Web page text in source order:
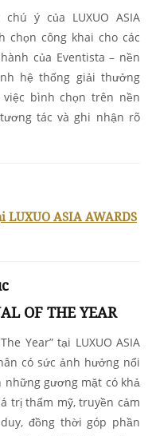
ý của LUXUO ASIA
chọn công khai cho các
của Eventista – nền
hệ thống giải thưởng
bình chọn trên nền
tác và ghi nhận rõ
ASIA AWARDS
OF THE YEAR
Year”tại LUXUO ASIA
có sức ảnh hưởng nổi
gương mặt có khả
trị thẩm mỹ, truyền cảm
đồng thời góp phần